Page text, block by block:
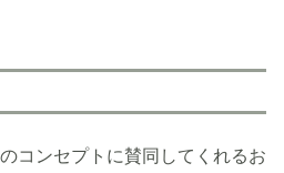
コンセプトに賛同してくれるお